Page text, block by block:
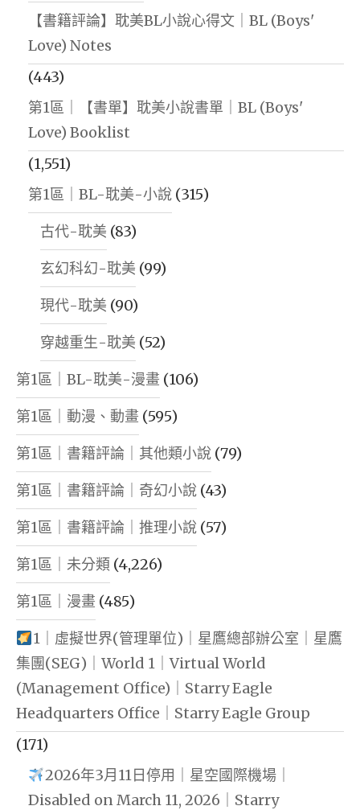
【書籍評論】耽美BL小說心得文｜BL (Boys'
Love) Notes
(443)
第1區｜【書單】耽美小說書單｜BL (Boys'
Love) Booklist
(1,551)
第1區｜BL-耽美-小說 (315)
古代-耽美 (83)
玄幻科幻-耽美 (99)
現代-耽美 (90)
穿越重生-耽美 (52)
第1區｜BL-耽美-漫畫 (106)
第1區｜動漫、動畫 (595)
第1區｜書籍評論｜其他類小說 (79)
第1區｜書籍評論｜奇幻小說 (43)
第1區｜書籍評論｜推理小說 (57)
第1區｜未分類 (4,226)
第1區｜漫畫 (485)
1｜虛擬世界(管理單位)｜星鷹總部辦公室｜星鷹
集團(SEG)｜World 1｜Virtual World
(Management Office)｜Starry Eagle
Headquarters Office｜Starry Eagle Group
(171)
2026年3月11日停用｜星空國際機場｜
Disabled on March 11, 2026｜Starry